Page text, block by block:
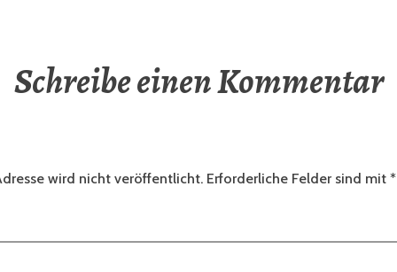
Schreibe einen Kommentar
wird nicht veröffentlicht. Erforderliche Felder sind mit *